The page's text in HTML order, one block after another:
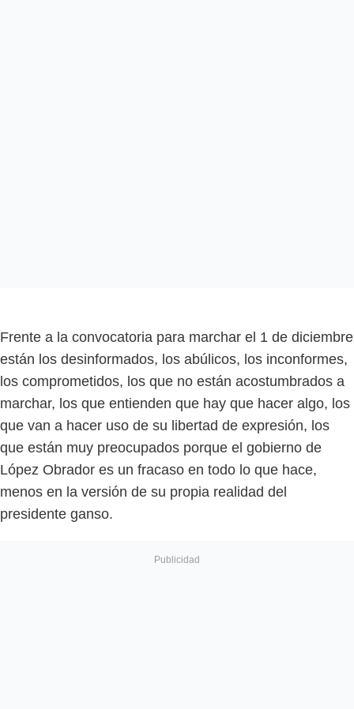
Frente a la convocatoria para marchar el 1 de diciembre
están los desinformados, los abúlicos, los inconformes,
los comprometidos, los que no están acostumbrados a
marchar, los que entienden que hay que hacer algo, los
que van a hacer uso de su libertad de expresión, los
que están muy preocupados porque el gobierno de
López Obrador es un fracaso en todo lo que hace,
menos en la versión de su propia realidad del
presidente ganso.